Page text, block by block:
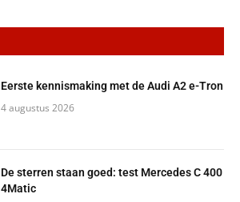
Eerste kennismaking met de Audi A2 e-Tron
4 augustus 2026
De sterren staan goed: test Mercedes C 400
4Matic